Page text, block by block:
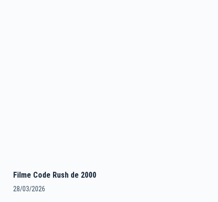
Filme Code Rush de 2000
28/03/2026